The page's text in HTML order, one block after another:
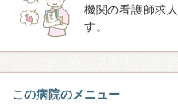
機関の看護師求
す。
この病院のメニュー